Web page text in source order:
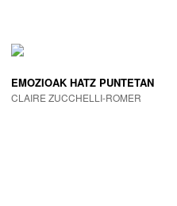
EMOZIOAK HATZ PUNTETAN
CLAIRE ZUCCHELLI-ROMER